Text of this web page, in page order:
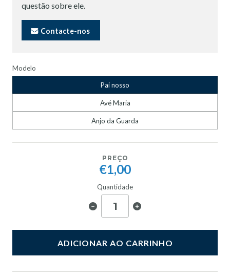
questão sobre ele.
Contacte-nos
Modelo
Pai nosso
Avé Maria
Anjo da Guarda
PREÇO
€1,00
Quantidade
ADICIONAR AO CARRINHO